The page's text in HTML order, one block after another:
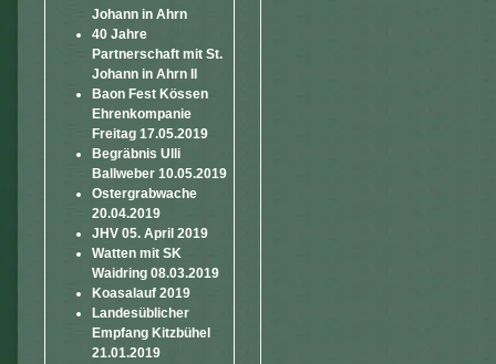
Johann in Ahrn
40 Jahre
Partnerschaft mit St.
Johann in Ahrn II
Baon Fest Kössen
Ehrenkompanie
Freitag 17.05.2019
Begräbnis Ulli
Ballweber 10.05.2019
Ostergrabwache
20.04.2019
JHV 05. April 2019
Watten mit SK
Waidring 08.03.2019
Koasalauf 2019
Landesüblicher
Empfang Kitzbühel
21.01.2019